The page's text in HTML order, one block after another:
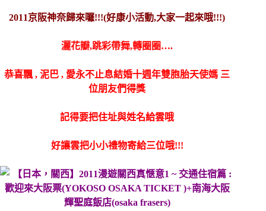
2011京阪神奈歸來囉!!!(好康小活動,大家一起來哦!!!)
灑花瓣,跳彩帶舞,轉圈圈….
恭喜飄 ,泥巴 , 愛永不止息結婚十週年雙胞胎天使媽 三
位朋友們得獎
記得要把住址與姓名給雲哦
好讓雲把小小禮物寄給三位哦!!!